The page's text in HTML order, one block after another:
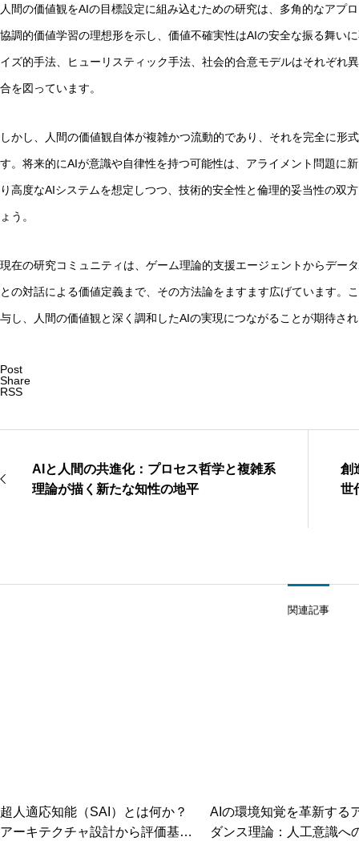
人間の価値観をAIの目標設定に組み込むための研究は、多角的なアプ
協調的価値学習の理想形を示し、価値不確実性はAIの安全な振る舞い
イズ的手法、ヒューリスティック手法、社会的合意モデルはそれぞれ
合を図っています。
しかし、人間の価値観自体が複雑かつ流動的であり、それを完全に形
す。将来的にAIが意識や自律性を持つ可能性は、アライメント問題に
り高度なAIシステムを想定しつつ、技術的安全性と倫理的妥当性の双
ょう。
現在の研究コミュニティは、ゲーム理論的支援エージェントからデー
との対話による価値定義まで、その方法論をますます広げています。
与し、人間の価値観と深く調和したAIの実現につながることが期待さ
Post
Share
RSS
AIと人間の共進化：プロセス哲学と複雑系
理論が描く新たな知性の地平
創
世
関連記事
超人適応知能（SAI）とは何か？
アーキテクチャ設計から評価基準
AIの環境知覚を革新する
ダンス理論：人工意識へ